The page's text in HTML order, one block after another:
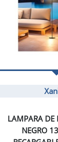
LAMPARA DE
NEGRO